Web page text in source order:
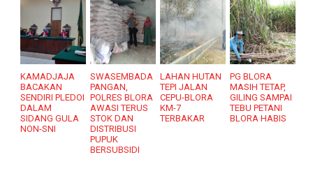
KAMADJAJA
BACAKAN
SENDIRI PLEDOI
DALAM
SIDANG GULA
NON-SNI
SWASEMBADA
PANGAN,
POLRES BLORA
AWASI TERUS
STOK DAN
DISTRIBUSI
PUPUK
BERSUBSIDI
LAHAN HUTAN
TEPI JALAN
CEPU-BLORA
KM-7
TERBAKAR
PG BLORA
MASIH TETAP,
GILING SAMPAI
TEBU PETANI
BLORA HABIS